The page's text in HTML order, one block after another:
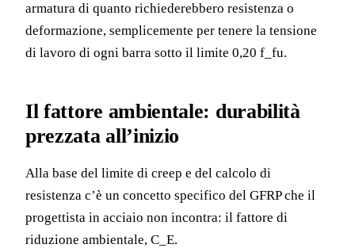
armatura di quanto richiederebbero resistenza o
deformazione, semplicemente per tenere la tensione
di lavoro di ogni barra sotto il limite 0,20 f_fu.
Il fattore ambientale: durabilità
prezzata all’inizio
Alla base del limite di creep e del calcolo di
resistenza c’è un concetto specifico del GFRP che il
progettista in acciaio non incontra: il fattore di
riduzione ambientale, C_E.